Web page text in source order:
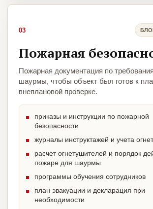
03
Пожарная
Пожарная документация по
шаурмы, чтобы объект был готов к
внеплановой проверке.
приказы и инструкции по пожарной
безопасности
журналы инструктажей и учета
расчет огнетушителей и порядок
пожаре для шаурмы
программы обучения сотрудников
план эвакуации и декларация при
необходимости